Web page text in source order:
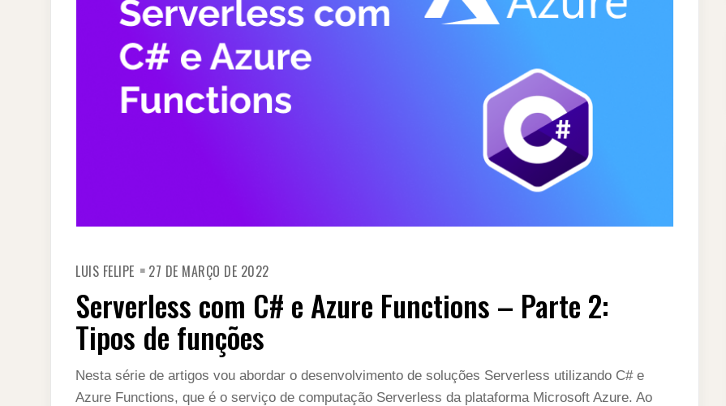
LUIS FELIPE 27 DE MARÇO DE 2022
Serverless com C# e Azure Functions – Parte 2:
Tipos de funções
Nesta série de artigos vou abordar o desenvolvimento de soluções Serverless utilizando C# e
Azure Functions, que é o serviço de computação Serverless da plataforma Microsoft Azure. Ao